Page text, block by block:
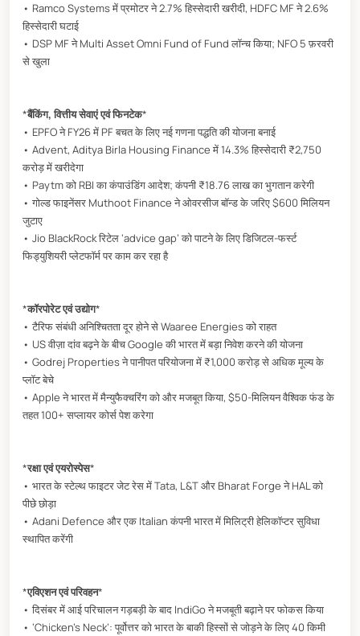
• Ramco Systems में प्रमोटर ने 2.7% हिस्सेदारी खरीदी, HDFC MF ने 2.6%
हिस्सेदारी घटाई
• DSP MF ने Multi Asset Omni Fund of Fund लॉन्च किया; NFO 5 फ़रवरी
से खुला
*बैंकिंग, वित्तीय सेवाएं एवं फिनटेक*
• EPFO ने FY26 में PF बचत के लिए नई गणना पद्धति की योजना बनाई
• Advent, Aditya Birla Housing Finance में 14.3% हिस्सेदारी ₹2,750
करोड़ में खरीदेगा
• Paytm को RBI का कंपाउंडिंग आदेश; कंपनी ₹18.76 लाख का भुगतान करेगी
• गोल्ड फाइनेंसर Muthoot Finance ने ओवरसीज बॉन्ड के जरिए $600 मिलियन
जुटाए
• Jio BlackRock रिटेल ‘advice gap’ को पाटने के लिए डिजिटल-फर्स्ट
फिड्युशियरी प्लेटफॉर्म पर काम कर रहा है
*कॉरपोरेट एवं उद्योग*
• टैरिफ संबंधी अनिश्चितता दूर होने से Waaree Energies को राहत
• US वीज़ा दांव बढ़ने के बीच Google की भारत में बड़ा निवेश करने की योजना
• Godrej Properties ने पानीपत परियोजना में ₹1,000 करोड़ से अधिक मूल्य के
प्लॉट बेचे
• Apple ने भारत में मैन्युफैक्चरिंग को और मजबूत किया, $50-मिलियन वैश्विक फंड के
तहत 100+ सप्लायर कोर्स पेश करेगा
*रक्षा एवं एयरोस्पेस*
• भारत के स्टेल्थ फाइटर जेट रेस में Tata, L&T और Bharat Forge ने HAL को
पीछे छोड़ा
• Adani Defence और एक Italian कंपनी भारत में मिलिट्री हेलिकॉप्टर सुविधा
स्थापित करेंगी
*एविएशन एवं परिवहन*
• दिसंबर में आई परिचालन गड़बड़ी के बाद IndiGo ने मजबूती बढ़ाने पर फोकस किया
• ‘Chicken’s Neck’: पूर्वोत्तर को भारत के बाकी हिस्सों से जोड़ने के लिए 40 किमी